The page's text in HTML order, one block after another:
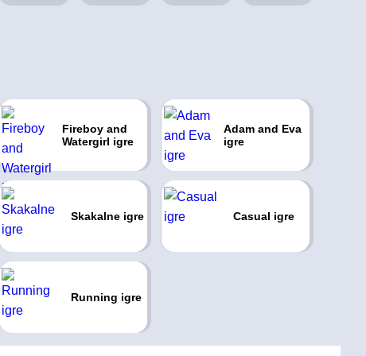
Fireboy and
Watergirl igre
Adam and Eva
igre
Skakalne igre Casual igre
Running igre